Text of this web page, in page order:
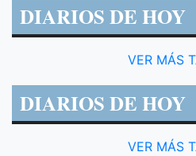
DIARIOS DE HOY
VER MÁS
DIARIOS DE HOY
VER MÁS